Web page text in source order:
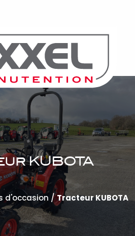
KUBOTA
d'occasion /Tracteur KUBOTA